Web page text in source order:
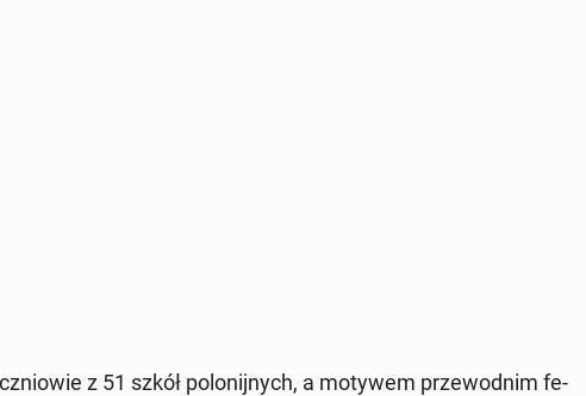
z 51 szkół po­lo­nij­nych, a motywem prze­wod­nim fe­